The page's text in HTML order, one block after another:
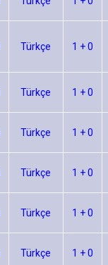
Türkçe 1 + 0
Türkçe 1 + 0
Türkçe 1 + 0
Türkçe 1 + 0
Türkçe 1 + 0
Türkçe 1 + 0